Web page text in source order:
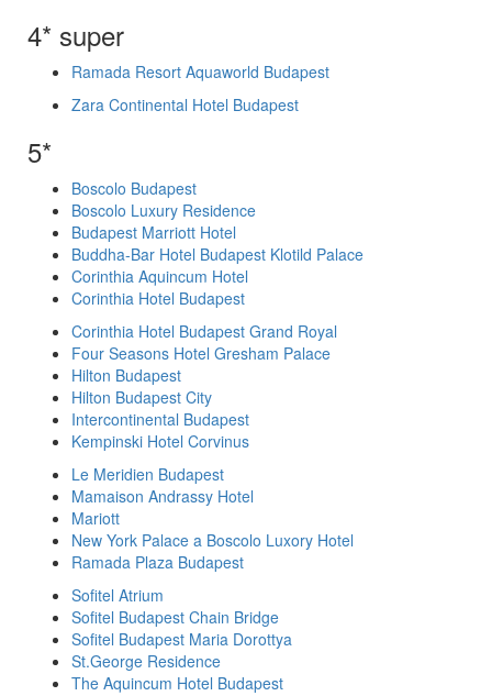
4* super
Ramada Resort Aquaworld Budapest
Zara Continental Hotel Budapest
5*
Boscolo Budapest
Boscolo Luxury Residence
Budapest Marriott Hotel
Buddha-Bar Hotel Budapest Klotild Palace
Corinthia Aquincum Hotel
Corinthia Hotel Budapest
Corinthia Hotel Budapest Grand Royal
Four Seasons Hotel Gresham Palace
Hilton Budapest
Hilton Budapest City
Intercontinental Budapest
Kempinski Hotel Corvinus
Le Meridien Budapest
Mamaison Andrassy Hotel
Mariott
New York Palace a Boscolo Luxory Hotel
Ramada Plaza Budapest
Sofitel Atrium
Sofitel Budapest Chain Bridge
Sofitel Budapest Maria Dorottya
St.George Residence
The Aquincum Hotel Budapest